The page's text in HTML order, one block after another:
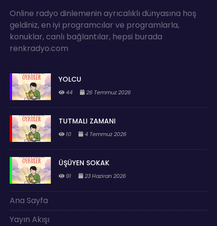
Online radyo dinlemenin ayrıcalıklı dünyasına hoş
geldiniz, en iyi programcılar ve programlarla,
konuklar, canlı bağlantılar, hepsi burada
renkradyo.com
YOLCU
44 26 Temmuz 2026
TUTMALI ZAMANI
10 4 Temmuz 2026
ÜŞÜYEN SOKAK
91 23 Haziran 2026
Ana Sayfa
Yayın Akışı